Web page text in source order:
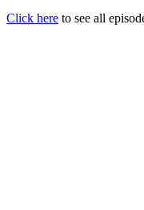
Click here to see all